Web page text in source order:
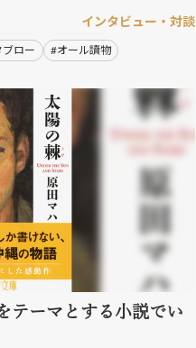
インタビュー・対談
ロー #オール讀物
テーマとする小説でい